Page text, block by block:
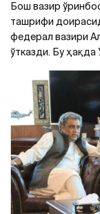
Бош вазир
ташрифи
федерал вазири
ўтказди. Бу ҳақда